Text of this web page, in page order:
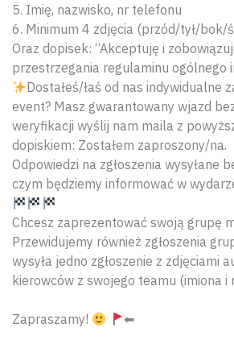
5. Imię, nazwisko, nr telefonu
6. Minimum 4 zdjęcia (przód/tył/bok/
Oraz dopisek: “Akceptuję i
przestrzegania regulaminu ogólnego
Dostałeś/łaś od nas indywidualne
event? Masz gwarantowany wjazd
weryfikacji wyślij nam maila z
dopiskiem: Zostałem zaproszony/na.
Odpowiedzi na zgłoszenia wysyłane
czym będziemy informować w
Chcesz zaprezentować swoją grupę
Przewidujemy również zgłoszenia
wysyła jedno zgłoszenie z zdjęciami
kierowców z swojego teamu (imiona i
Zapraszamy! ⬅